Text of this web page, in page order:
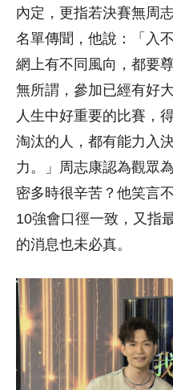
內定，更指若決賽無周
名單傳聞，他說：「入
網上有不同風向，都要
無所謂，參加已經有好
人生中好重要的比賽，
淘汰的人，都有能力入
力。」周志康認為觀眾
密多時很辛苦？他笑言
10強會口徑一致，又指
的消息也未必真。